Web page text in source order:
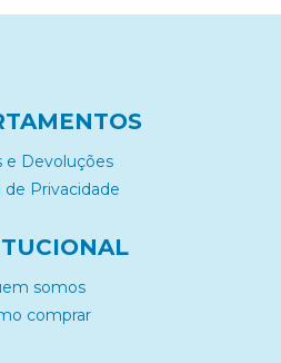
e Devoluções
de Privacidade
somos
comprar